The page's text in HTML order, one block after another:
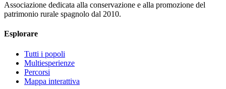
Associazione dedicata alla conservazione e alla promozione del
patrimonio rurale spagnolo dal 2010.
Esplorare
Tutti i popoli
Multiesperienze
Percorsi
Mappa interattiva